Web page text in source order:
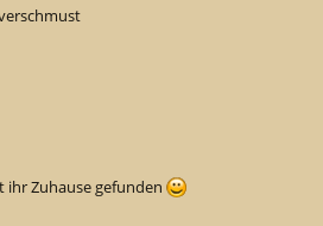
ihr Zuhause gefunden